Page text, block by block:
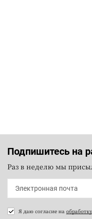
Подпишитесь на
Раз в неделю мы
Я даю согласие на